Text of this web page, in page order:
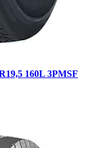
160L 3PMSF